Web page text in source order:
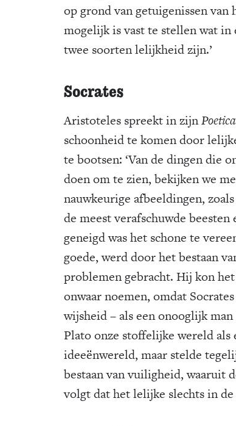
op grond van getuigenissen
mogelijk is vast te stellen wat in
twee soorten lelijkheid zijn.’
Socrates
Aristoteles spreekt in zijnPoetica
schoonheid te komen door
te bootsen: ‘Van de dingen die
doen om te zien, bekijken we
nauwkeurige afbeeldingen,
de meest verafschuwde beesten
geneigd was het schone te
goede, werd door het bestaan
problemen gebracht. Hij kon
onwaar noemen, omdat
wijsheid – als een onooglijk
Plato onze stoffelijke wereld als
ideeënwereld, maar stelde
bestaan van vuiligheid, waaruit
volgt dat het lelijke slechts in